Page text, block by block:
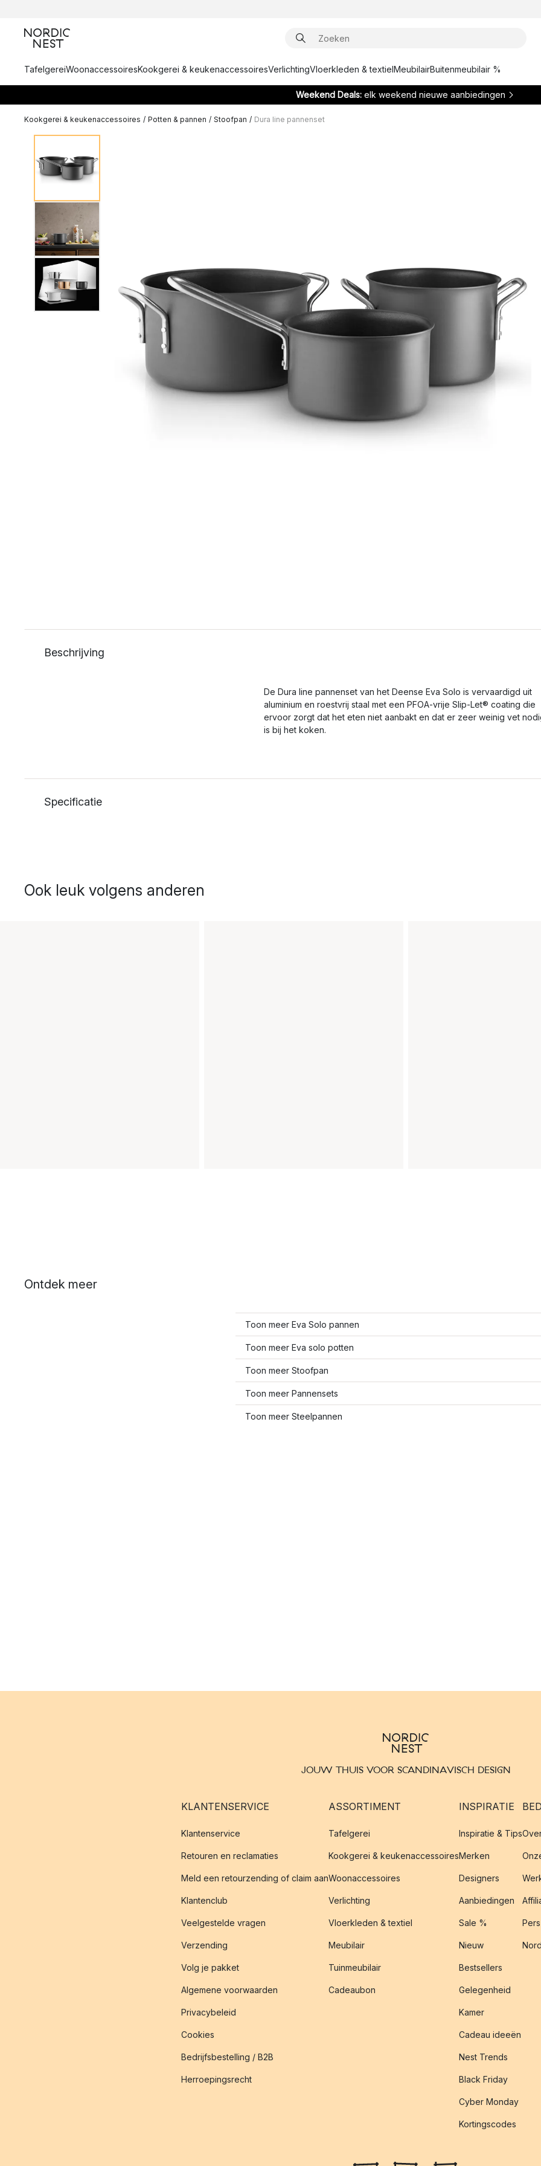
TafelgereiWoonaccessoiresKookgerei & keukenaccessoiresVerlichtingVloerkleden & textielMeubilairBuitenmeubilair %
Weekend Deals: elk weekend nieuwe aanbiedingen
Kookgerei & keukenaccessoires / Potten & pannen / Stoofpan / Dura line pannenset
Beschrijving
De Dura line pannenset van het Deense Eva Solo is vervaardigd uit
aluminium en roestvrij staal met een PFOA-vrije Slip-Let® coating die
ervoor zorgt dat het eten niet aanbakt en dat er zeer weinig vet
is bij het koken.
Specificatie
Ook leuk volgens anderen
Ontdek meer
Toon meer Eva Solo pannen
Toon meer Eva solo potten
Toon meer Stoofpan
Toon meer Pannensets
Toon meer Steelpannen
JOUW THUIS VOOR SCANDINAVISCH DESIGN
KLANTENSERVICE
Klantenservice
Retouren en reclamaties
Meld een retourzending of claim aan
Klantenclub
Veelgestelde vragen
Verzending
Volg je pakket
Algemene voorwaarden
Privacybeleid
Cookies
Bedrijfsbestelling / B2B
Herroepingsrecht
ASSORTIMENT
Tafelgerei
Kookgerei & keukenaccessoires
Woonaccessoires
Verlichting
Vloerkleden & textiel
Meubilair
Tuinmeubilair
Cadeaubon
INSPIRATIE
Inspiratie & Tips
Merken
Designers
Aanbiedingen
Sale %
Nieuw
Bestsellers
Gelegenheid
Kamer
Cadeau ideeën
Nest Trends
Black Friday
Cyber Monday
Kortingscodes
Pers